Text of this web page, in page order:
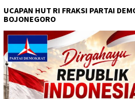
UCAPAN HUT RI FRAKSI PARTAI
BOJONEGORO